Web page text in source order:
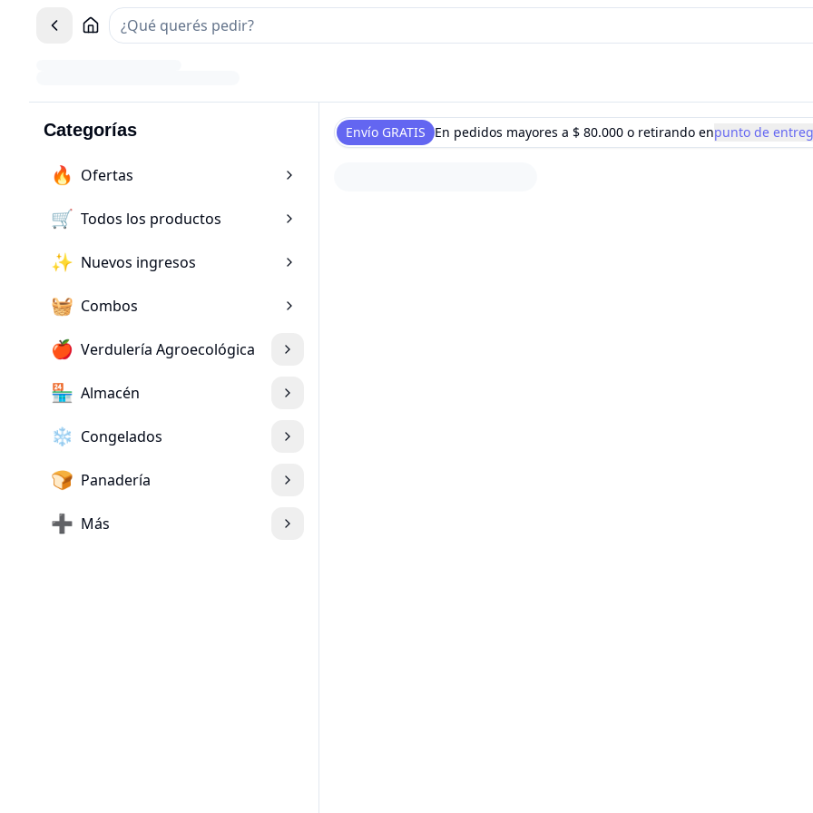
Categorías
🔥 Ofertas
🛒 Todos los productos
✨ Nuevos ingresos
🧺 Combos
🍎 Verdulería Agroecológica
🏪 Almacén
❄️ Congelados
🍞 Panadería
➕ Más
Envío GRATIS En pedidos mayores a $ 80.000 o retirando enpunto de